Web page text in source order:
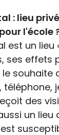
: lieu
l'école
est un lieu
ses effets
souhaite
des
un lieu